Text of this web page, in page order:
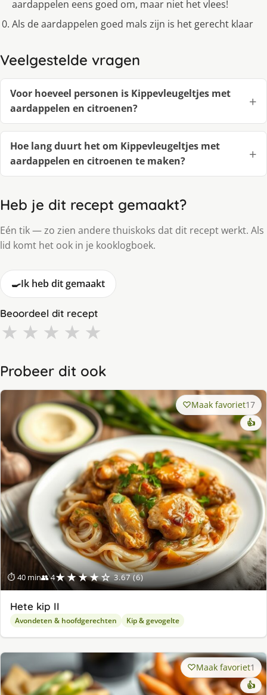
aardappelen eens goed om, maar niet het vlees!
Als de aardappelen goed mals zijn is het gerecht klaar
Veelgestelde vragen
Voor hoeveel personen is Kippevleugeltjes met
aardappelen en citroenen?
Hoe lang duurt het om Kippevleugeltjes met
aardappelen en citroenen te maken?
Heb je dit recept gemaakt?
Eén tik — zo zien andere thuiskoks dat dit recept werkt. Als
lid komt het ook in je kooklogboek.
🍳Ik heb dit gemaakt
Beoordeel dit recept
★ ★ ★ ★ ★
Probeer dit ook
⏱ 40 min👥 4★★★★☆ 3.67 (6)
Maak favoriet17
👍
Hete kip II
Avondeten & hoofdgerechten Kip & gevogelte
Maak favoriet1
👍